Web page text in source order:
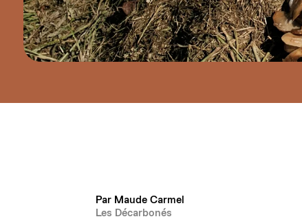
Par Maude Carmel
Les Décarbonés